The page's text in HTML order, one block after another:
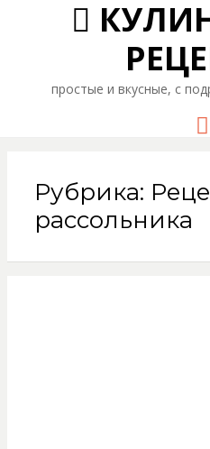
простые и вкусные, с
Рубрика:
рассольника